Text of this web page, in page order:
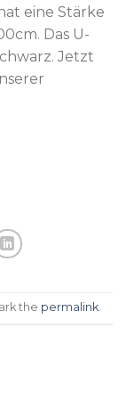
eine Stärke
Das U-
Jetzt
the permalink.